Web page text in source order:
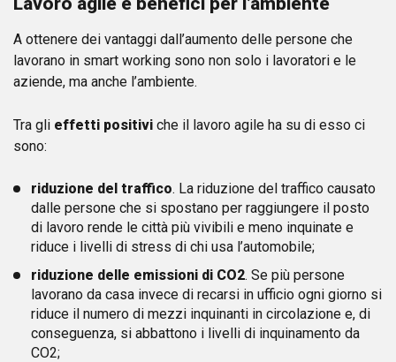
A ottenere dei vantaggi dall’aumento delle persone che
lavorano in smart working sono non solo i lavoratori e le
aziende, ma anche l’ambiente.
Tra gli effetti positivi che il lavoro agile ha su di esso ci
sono:
riduzione del traffico. La riduzione del traffico causato
dalle persone che si spostano per raggiungere il posto
di lavoro rende le città più vivibili e meno inquinate e
riduce i livelli di stress di chi usa l’automobile;
riduzione delle emissioni di CO2. Se più persone
lavorano da casa invece di recarsi in ufficio ogni giorno si
riduce il numero di mezzi inquinanti in circolazione e, di
conseguenza, si abbattono i livelli di inquinamento da
CO2;